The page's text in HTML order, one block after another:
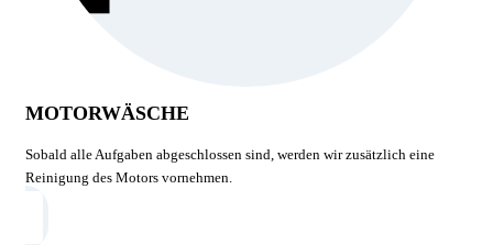
MOTORWÄSCHE
Sobald alle Aufgaben abgeschlossen sind, werden wir zusätzlich eine
Reinigung des Motors vornehmen.